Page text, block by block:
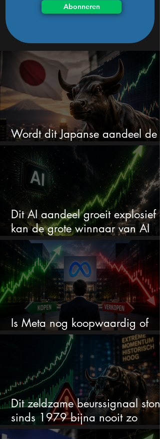
Abonneren
Wordt dit Japanse aandeel de
comeback kid van 2026?
Dit AI aandeel groeit explosief
kan de grote winnaar van AI
worden
Is Meta nog koopwaardig of
wordt het tijd om te verkopen?
Dit zeldzame beurssignaal stond
sinds 1979 bijna nooit zo
extreem